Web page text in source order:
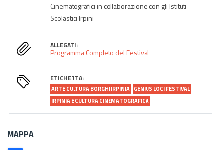
Cinematografici in collaborazione con gli Istituti
Scolastici Irpini
ALLEGATI:
Programma Completo del Festival
ETICHETTA:
ARTE CULTURA BORGHI IRPINIA GENIUS LOCI FESTIVAL
IRPINIA E CULTURA CINEMATOGRAFICA
MAPPA